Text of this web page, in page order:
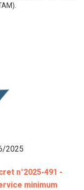
2025
n°2025-491 -
minimum